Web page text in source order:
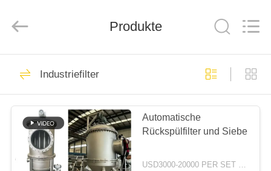
HAUS
PRODUKTE
ÜBER
UNS
nicht gesponnenes
Material
Produkte
Industriefilter
Automatische
Rückspülfilter und Siebe
USD3000-20000 PER SET MOQ:1 Satz